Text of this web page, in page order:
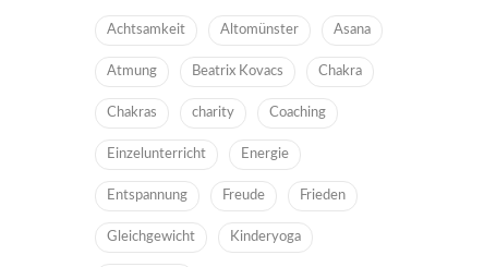
Achtsamkeit Altomünster Asana
Atmung Beatrix Kovacs Chakra
Chakras charity Coaching
Einzelunterricht Energie
Entspannung Freude Frieden
Gleichgewicht Kinderyoga